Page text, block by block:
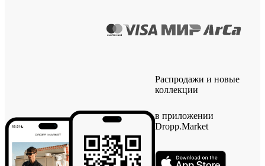
Распродажи и новые
коллекции
в приложении
Dropp.Market